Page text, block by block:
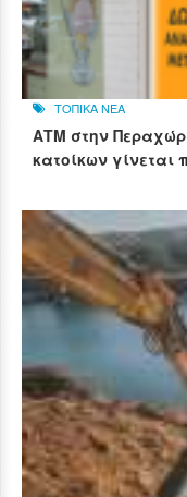
ΤΟΠΙΚΑ ΝΕΑ
ΑΤΜ στην
κατοίκων γίνεται